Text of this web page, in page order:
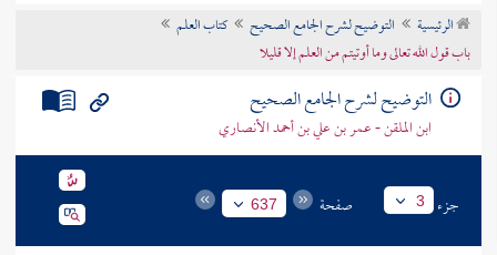
تراجم الأعلام
الرئيسية التوضيح لشرح الجامع الصحيح
كتاب العلم
باب قول الله تعالى وما أوتيتم من العلم إلا قليلا
التوضيح لشرح الجامع الصحيح
ابن الملقن - عمر بن علي بن أحمد الأنصاري
جزء 3 صفحة 637